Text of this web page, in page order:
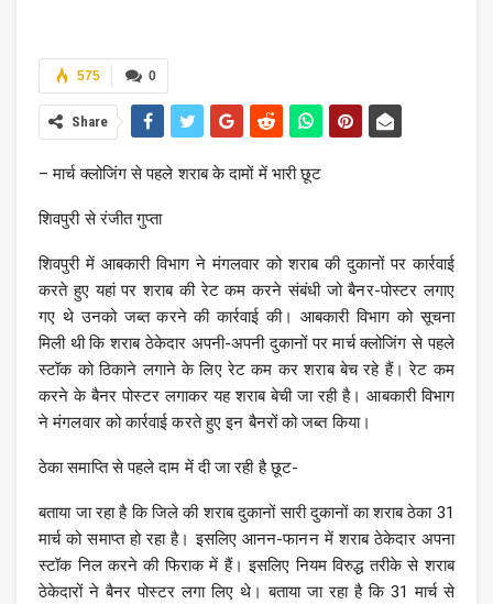
0
575
Share
– मार्च क्लोजिंग से पहले शराब के दामों में भारी छूट
शिवपुरी से रंजीत गुप्ता
शिवपुरी में आबकारी विभाग ने मंगलवार को शराब की दुकानों पर कार्रवाई
करते हुए यहां पर शराब की रेट कम करने संबंधी जो बैनर-पोस्टर लगाए
गए थे उनको जब्त करने की कार्रवाई की। आबकारी विभाग को सूचना
मिली थी कि शराब ठेकेदार अपनी-अपनी दुकानों पर मार्च क्लोजिंग से पहले
स्टॉक को ठिकाने लगाने के लिए रेट कम कर शराब बेच रहे हैं। रेट कम
करने के बैनर पोस्टर लगाकर यह शराब बेची जा रही है। आबकारी विभाग
ने मंगलवार को कार्रवाई करते हुए इन बैनरों को जब्त किया।
ठेका समाप्ति से पहले दाम में दी जा रही है छूट-
बताया जा रहा है कि जिले की शराब दुकानों सारी दुकानों का शराब ठेका 31
मार्च को समाप्त हो रहा है। इसलिए आनन-फानन में शराब ठेकेदार अपना
स्टॉक निल करने की फिराक में हैं। इसलिए नियम विरुद्ध तरीके से शराब
ठेकेदारों ने बैनर पोस्टर लगा लिए थे। बताया जा रहा है कि 31 मार्च से